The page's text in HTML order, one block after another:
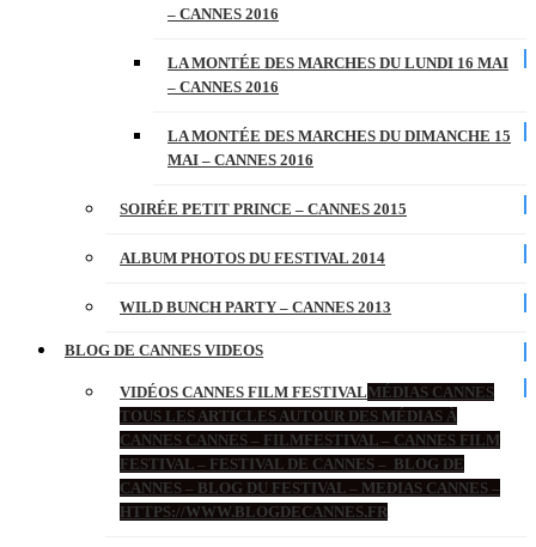
– CANNES 2016
LA MONTÉE DES MARCHES DU LUNDI 16 MAI
– CANNES 2016
LA MONTÉE DES MARCHES DU DIMANCHE 15
MAI – CANNES 2016
SOIRÉE PETIT PRINCE – CANNES 2015
ALBUM PHOTOS DU FESTIVAL 2014
WILD BUNCH PARTY – CANNES 2013
BLOG DE CANNES VIDEOS
VIDÉOS CANNES FILM FESTIVALMÉDIAS CANNES
TOUS LES ARTICLES AUTOUR DES MÉDIAS À
CANNES CANNES – FILMFESTIVAL – CANNES FILM
FESTIVAL – FESTIVAL DE CANNES – BLOG DE
CANNES – BLOG DU FESTIVAL – MEDIAS CANNES –
HTTPS://WWW.BLOGDECANNES.FR